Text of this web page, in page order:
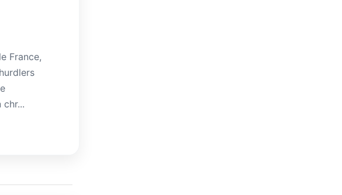
France,